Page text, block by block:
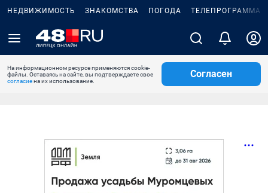
НЕДВИЖИМОСТЬ ЗНАКОМСТВА ПОГОДА ТЕЛЕПРОГРАММА
На информационном ресурсе применяются cookie-
файлы. Оставаясь на сайте, вы подтверждаете свое
согласиена их использование.
Согласен